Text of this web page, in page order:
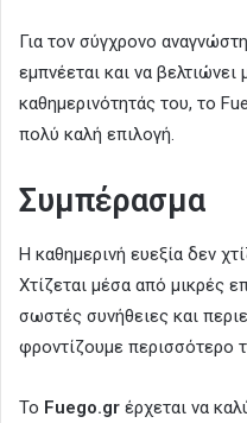
Για τον σύγχρονο
εμπνέεται και να βελτιώνει
καθημερινότητάς του, το
πολύ καλή επιλογή.
Συμπέρασμα
Η καθημερινή ευεξία δεν
Χτίζεται μέσα από μικρές
σωστές συνήθειες και
φροντίζουμε περισσότερο
Το Fuego.gr έρχεται να